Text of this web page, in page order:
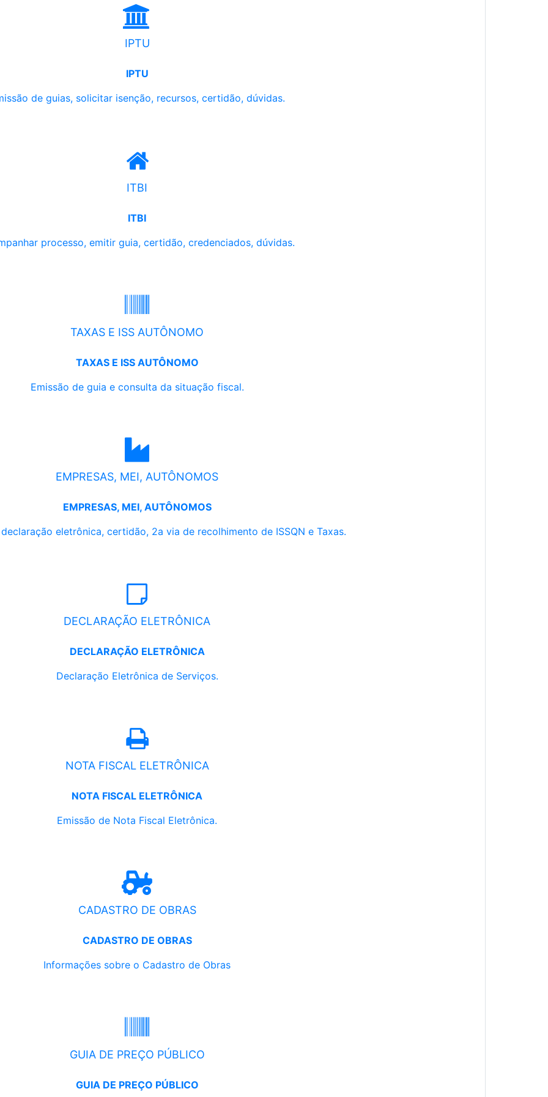
IPTU
IPTU
de guias, solicitar isenção, recursos, certidão, dúvidas.
ITBI
ITBI
processo, emitir guia, certidão, credenciados, dúvidas.
TAXAS E ISS AUTÔNOMO
TAXAS E ISS AUTÔNOMO
Emissão de guia e consulta da situação fiscal.
EMPRESAS, MEI, AUTÔNOMOS
EMPRESAS, MEI, AUTÔNOMOS
eletrônica, certidão, 2a via de recolhimento de ISSQN e Taxas.
DECLARAÇÃO ELETRÔNICA
DECLARAÇÃO ELETRÔNICA
Declaração Eletrônica de Serviços.
NOTA FISCAL ELETRÔNICA
NOTA FISCAL ELETRÔNICA
Emissão de Nota Fiscal Eletrônica.
CADASTRO DE OBRAS
CADASTRO DE OBRAS
Informações sobre o Cadastro de Obras
GUIA DE PREÇO PÚBLICO
GUIA DE PREÇO PÚBLICO